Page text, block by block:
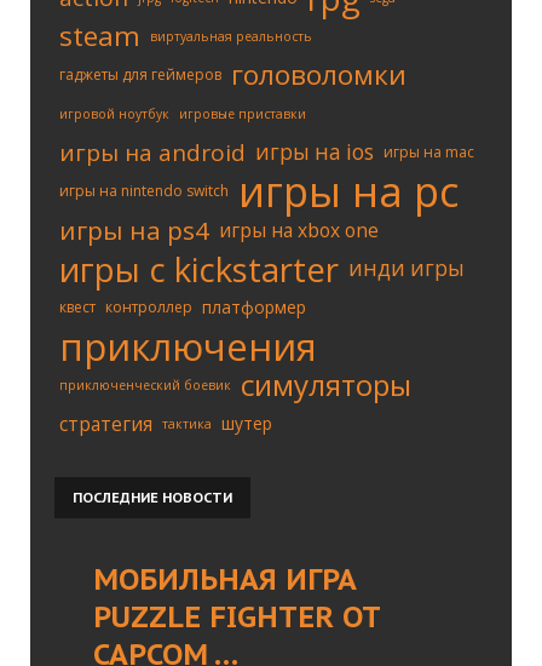
steam виртуальная реальность
гаджеты для геймеров головоломки
игровой ноутбук игровые приставки
игры на android игры на ios игры на mac
игры на nintendo switch
игры на pc
игры на ps4 игры на xbox one
игры с kickstarter инди игры
квест контроллер платформер
приключения
приключенческий боевик симуляторы
стратегия тактика шутер
ПОСЛЕДНИЕ НОВОСТИ
МОБИЛЬНАЯ ИГРА
PUZZLE FIGHTER ОТ
CAPCOM …